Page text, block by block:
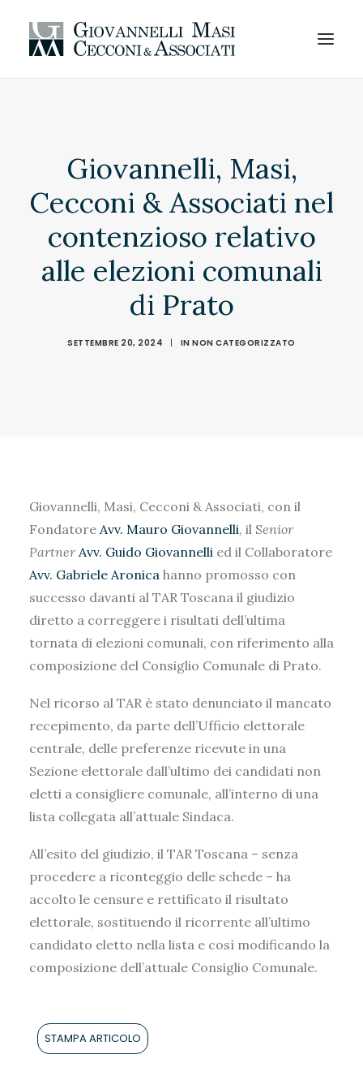
PROFESSIONISTI
CODICE ETICO
ORGANIZZAZIONE
Giovannelli, Masi,
Cecconi & Associati nel
contenzioso relativo
alle elezioni comunali
di Prato
SETTEMBRE 20, 2024 | INNON CATEGORIZZATO
Giovannelli, Masi, Cecconi & Associati, con il
Fondatore Avv. Mauro Giovannelli, il Senior
Partner Avv. Guido Giovannelli ed il Collaboratore
Avv. Gabriele Aronica hanno promosso con
successo davanti al TAR Toscana il giudizio
diretto a correggere i risultati dell’ultima
tornata di elezioni comunali, con riferimento alla
composizione del Consiglio Comunale di Prato.
Nel ricorso al TAR è stato denunciato il mancato
recepimento, da parte dell’Ufficio elettorale
centrale, delle preferenze ricevute in una
Sezione elettorale dall’ultimo dei candidati non
eletti a consigliere comunale, all’interno di una
lista collegata all’attuale Sindaca.
All’esito del giudizio, il TAR Toscana – senza
procedere a riconteggio delle schede – ha
accolto le censure e rettificato il risultato
elettorale, sostituendo il ricorrente all’ultimo
candidato eletto nella lista e così modificando la
composizione dell’attuale Consiglio Comunale.
STAMPA ARTICOLO